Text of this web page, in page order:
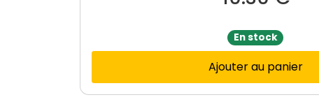
En stock
Ajouter au panier